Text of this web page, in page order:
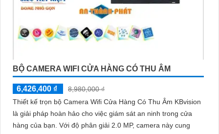
BỘ CAMERA WIFI CỬA HÀNG CÓ THU ÂM
6,426,400 ₫
8,980,000 ₫
Thiết kế trọn bộ Camera Wifi Cửa Hàng Có Thu Âm KBvision
là giải pháp hoàn hảo cho việc giám sát an ninh trong cửa
hàng của bạn. Với độ phân giải 2.0 MP, camera này cung